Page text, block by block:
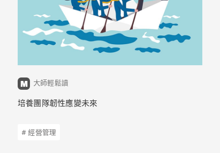
大師輕鬆讀
培養團隊韌性應變未來
# 經營管理